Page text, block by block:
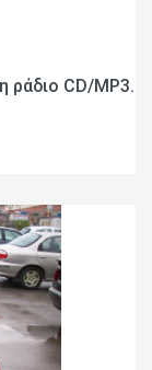
ράδιο CD/MP3.